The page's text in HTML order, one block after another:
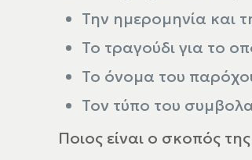
Την ημερομηνία και
Το τραγούδι για το
Το όνομα του
Τον τύπο του
Ποιος είναι ο σκοπός